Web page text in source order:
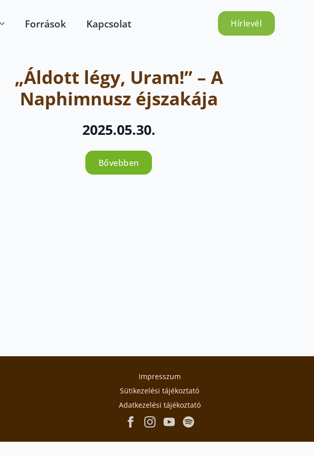
Források Kapcsolat Hírlevél
„Áldott légy, Uram!” – A
Naphimnusz éjszakája
2025.05.30.
Bővebben
Impresszum
Sütikezelési tájékoztató
Adatkezelési tájékoztató